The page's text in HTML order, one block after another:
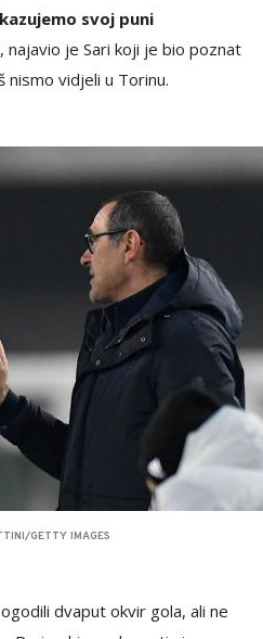
svoj puni
najavio je Sari koji je bio poznat
nismo vidjeli u Torinu.
GETTY IMAGES
dvaput okvir gola, ali ne